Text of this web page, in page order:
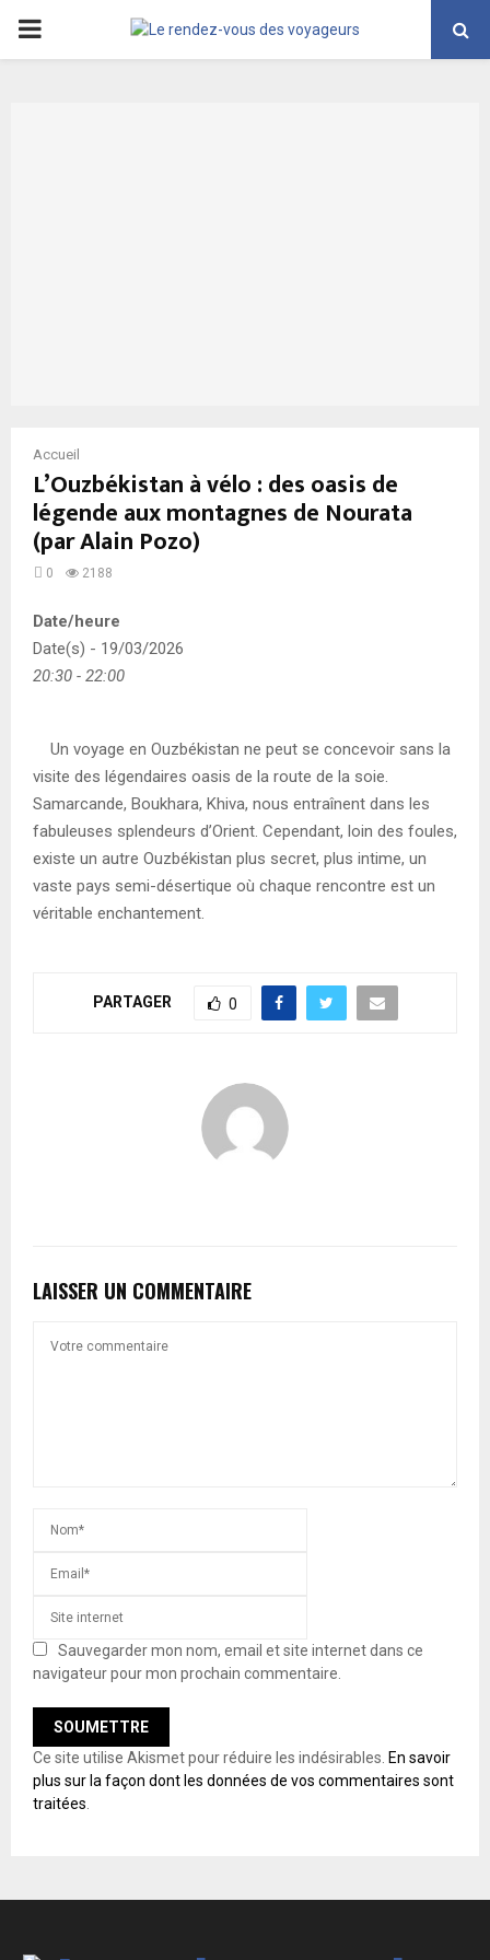
PRIMARY
Accueil
L’Ouzbékistan à vélo : des oasis de
légende aux montagnes de Nourata
(par Alain Pozo)
0 2188
Date/heure
Date(s) - 19/03/2026
20:30 - 22:00
Un voyage en Ouzbékistan ne peut se concevoir sans la
visite des légendaires oasis de la route de la soie.
Samarcande, Boukhara, Khiva, nous entraînent dans les
fabuleuses splendeurs d’Orient. Cependant, loin des foules,
existe un autre Ouzbékistan plus secret, plus intime, un
vaste pays semi-désertique où chaque rencontre est un
véritable enchantement.
PARTAGER 0
LAISSER UN COMMENTAIRE
Sauvegarder mon nom, email et site internet dans ce
navigateur pour mon prochain commentaire.
Ce site utilise Akismet pour réduire les indésirables. En savoir
plus sur la façon dont les données de vos commentaires sont
traitées